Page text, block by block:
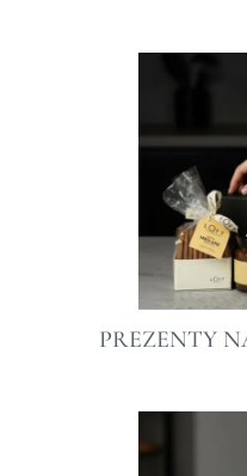
PREZENTY